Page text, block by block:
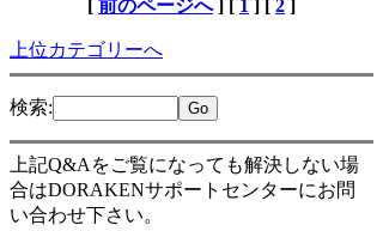
[ 前のページへ] [ 1 ] [ 2 ]
上位カテゴリーへ
検索:
上記Q&Aをご覧になっても解決しない場
合はDORAKENサポートセンターにお問
い合わせ下さい。